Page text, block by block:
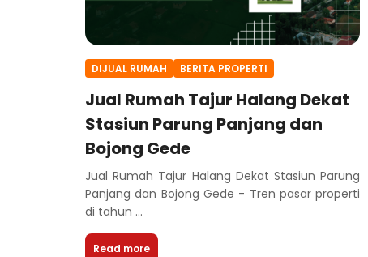
DIJUAL RUMAH BERITA PROPERTI
Jual Rumah Tajur Halang Dekat
Stasiun Parung Panjang dan
Bojong Gede
Jual Rumah Tajur Halang Dekat Stasiun Parung
Panjang dan Bojong Gede - Tren pasar properti
di tahun ...
Read more